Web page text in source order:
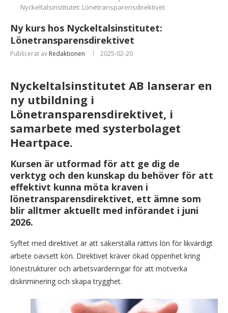
Nyckeltalsinstitutet: Lönetransparensdirektivet
Ny kurs hos Nyckeltalsinstitutet:
Lönetransparensdirektivet
Publicerat av Redaktionen 2025-02-20
Nyckeltalsinstitutet AB lanserar en
ny utbildning i
Lönetransparensdirektivet, i
samarbete med systerbolaget
Heartpace.
Kursen är utformad för att ge dig de
verktyg och den kunskap du behöver för att
effektivt kunna möta kraven i
lönetransparensdirektivet, ett ämne som
blir alltmer aktuellt med införandet i juni
2026.
Syftet med direktivet är att säkerställa rättvis lön för likvärdigt
arbete oavsett kön. Direktivet kräver ökad öppenhet kring
lönestrukturer och arbetsvärderingar för att motverka
diskriminering och skapa trygghet.